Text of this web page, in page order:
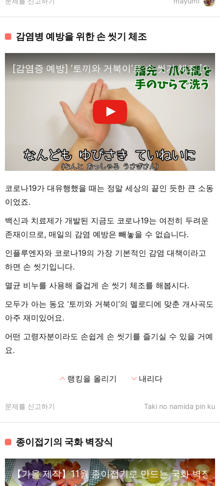
감염병 예방을 위한 손 씻기 체조
[감염증 예방] ‘토끼와 거북이’로 손 씻기 체조 [어
코로나19가 대유행했을 때는 정말 세상의 끝인 듯한 큰 소동
이었죠.
백신과 치료제가 개발된 지금도 코로나19는 여전히 두려운
존재이므로, 매일의 감염 예방은 빼놓을 수 없습니다.
인플루엔자와 코로나19의 가장 기본적인 감염 대책이라고
하면 손 씻기입니다.
멸균 비누를 사용해 즐겁게 손 씻기 체조를 해봅시다.
모두가 아는 동요 ‘토끼와 거북이’의 멜로디에 맞춘 개사곡도
아주 재미있어요.
어떤 고령자분이라도 손쉽게 손 씻기를 즐기실 수 있을 거예
요.
expand_less랭킹을 올리기 expand_more내리다
Taki no namida pin ku
문제를 신고하기
종이접기의 국화 벽장식
【가을 제작】11월 종이접기로 만드는 국화 벽